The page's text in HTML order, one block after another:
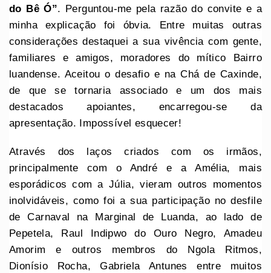
do Bê Ó”. Perguntou-me pela razão do convite e a
minha explicação foi óbvia. Entre muitas outras
considerações destaquei a sua vivência com gente,
familiares e amigos, moradores do mítico Bairro
luandense. Aceitou o desafio e na Chá de Caxinde,
de que se tornaria associado e um dos mais
destacados apoiantes, encarregou-se da
apresentação. Impossível esquecer!
Através dos laços criados com os irmãos,
principalmente com o André e a Amélia, mais
esporádicos com a Júlia, vieram outros momentos
inolvidáveis, como foi a sua participação no desfile
de Carnaval na Marginal de Luanda, ao lado de
Pepetela, Raul Indipwo do Ouro Negro, Amadeu
Amorim e outros membros do Ngola Ritmos,
Dionísio Rocha, Gabriela Antunes entre muitos